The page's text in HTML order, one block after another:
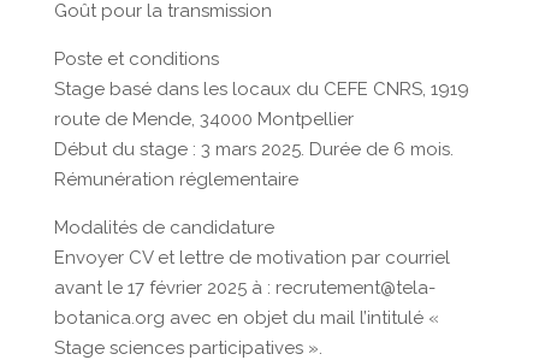
Goût pour la transmission
Poste et conditions
Stage basé dans les locaux du CEFE CNRS, 1919
route de Mende, 34000 Montpellier
Début du stage : 3 mars 2025. Durée de 6 mois.
Rémunération réglementaire
Modalités de candidature
Envoyer CV et lettre de motivation par courriel
avant le 17 février 2025 à : recrutement@tela-
botanica.org avec en objet du mail l’intitulé «
Stage sciences participatives ».